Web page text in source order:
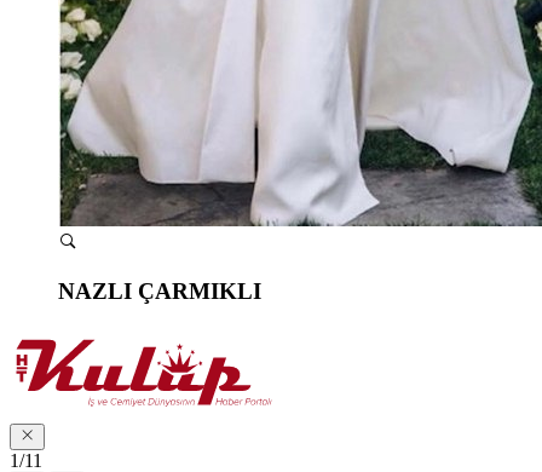
NAZLI ÇARMIKLI
1/11